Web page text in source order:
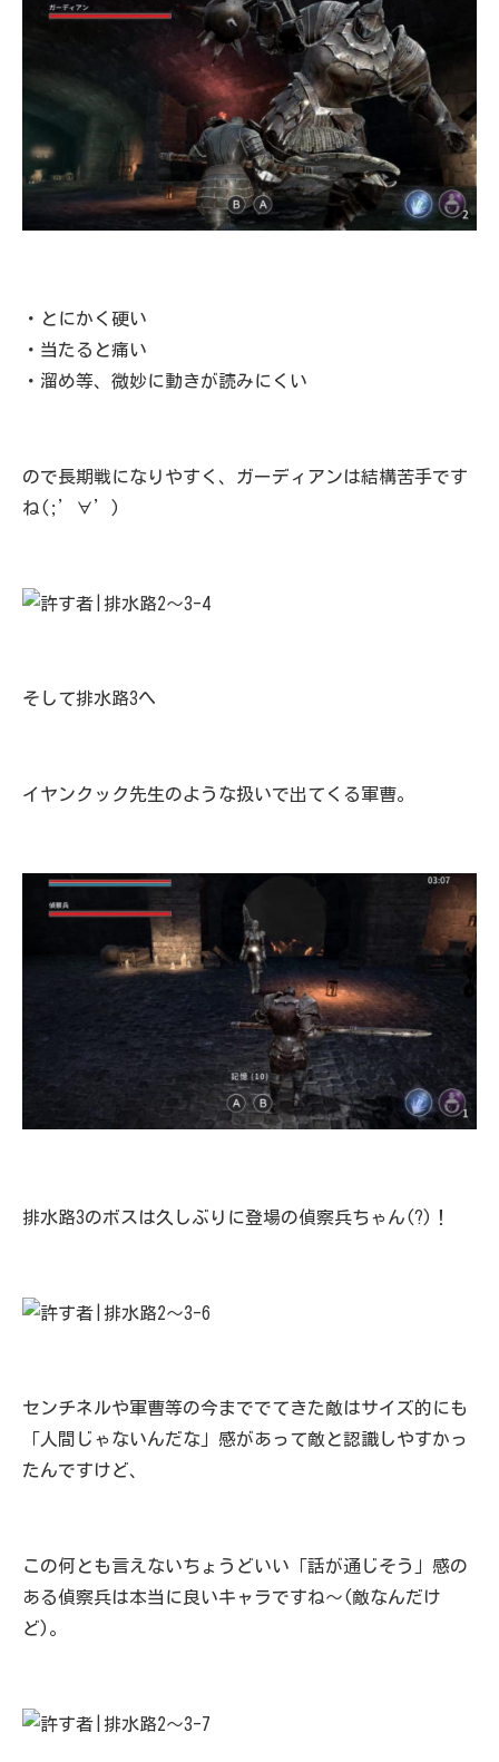
・とにかく硬い
・当たると痛い
・溜め等、微妙に動きが読みにくい
ので長期戦になりやすく、ガーディアンは結構苦手です
ね(;’∀’)
そして排水路3へ
イヤンクック先生のような扱いで出てくる軍曹。
排水路3のボスは久しぶりに登場の偵察兵ちゃん(?)！
センチネルや軍曹等の今まででてきた敵はサイズ的にも
「人間じゃないんだな」感があって敵と認識しやすかっ
たんですけど、
この何とも言えないちょうどいい「話が通じそう」感の
ある偵察兵は本当に良いキャラですね～(敵なんだけ
ど)。